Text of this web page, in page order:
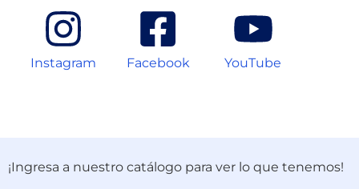
Instagram Facebook YouTube
¡Ingresa a nuestro catálogo para ver lo que tenemos!